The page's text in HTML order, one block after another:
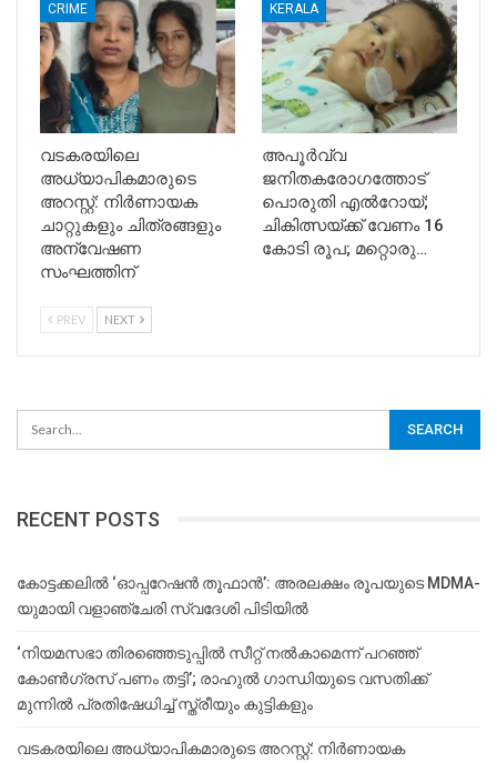
CRIME
വടകരയിലെ
അധ്യാപികമാരുടെ
അറസ്റ്റ്: നിർണായക
ചാറ്റുകളും ചിത്രങ്ങളും
അന്വേഷണ
സംഘത്തിന്
KERALA
അപൂര്‍വ്വ
ജനിതകരോഗത്തോട്
പൊരുതി എല്‍റോയ്;
ചികിത്സയ്ക്ക് വേണം 16
കോടി രൂപ; മറ്റൊരു…
PREV NEXT
RECENT POSTS
കോട്ടക്കലിൽ ‘ഓപ്പറേഷൻ തൂഫാൻ’: അരലക്ഷം രൂപയുടെ MDMA-
യുമായി വളാഞ്ചേരി സ്വദേശി പിടിയിൽ
‘നിയമസഭാ തിരഞ്ഞെടുപ്പിൽ സീറ്റ് നൽകാമെന്ന് പറഞ്ഞ്
കോൺഗ്രസ് പണം തട്ടി’; രാഹുൽ ഗാന്ധിയുടെ വസതിക്ക്
മുന്നിൽ പ്രതിഷേധിച്ച് സ്ത്രീയും കുട്ടികളും
വടകരയിലെ അധ്യാപികമാരുടെ അറസ്റ്റ്: നിർണായക